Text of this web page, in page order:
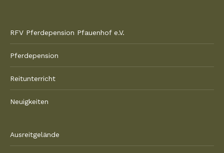
RFV Pferdepension Pfauenhof e.V.
Pferdepension
Reitunterricht
Neuigkeiten
Ausreitgelände